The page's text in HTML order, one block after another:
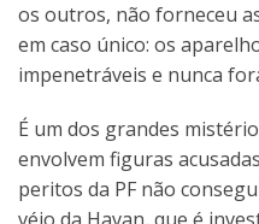
os outros, não forneceu
em caso único: os
impenetráveis e nunca
É um dos grandes
envolvem figuras
peritos da PF não